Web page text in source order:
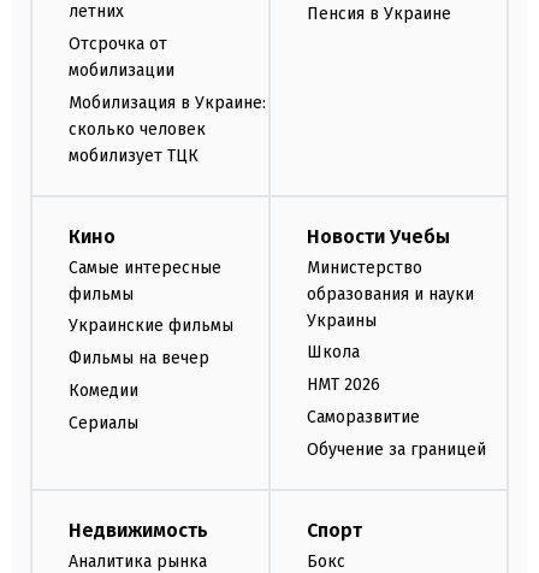
летних
Отсрочка от
мобилизации
Мобилизация в Украине:
сколько человек
мобилизует ТЦК
Пенсия в Украине
Кино
Самые интересные
фильмы
Украинские фильмы
Фильмы на вечер
Комедии
Сериалы
Новости Учебы
Министерство
образования и науки
Украины
Школа
НМТ 2026
Саморазвитие
Обучение за границей
Недвижимость
Аналитика рынка
Спорт
Бокс